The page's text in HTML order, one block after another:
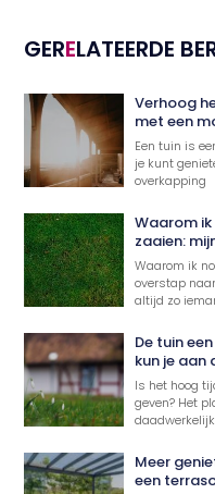
GERELATEERDE
Verhoog
met een
Een tuin is
je kunt
overkapping
Waarom
zaaien:
Waarom ik
overstap
altijd zo
De tuin
kun je aan
Is het hoog
geven? Het
Meer
een